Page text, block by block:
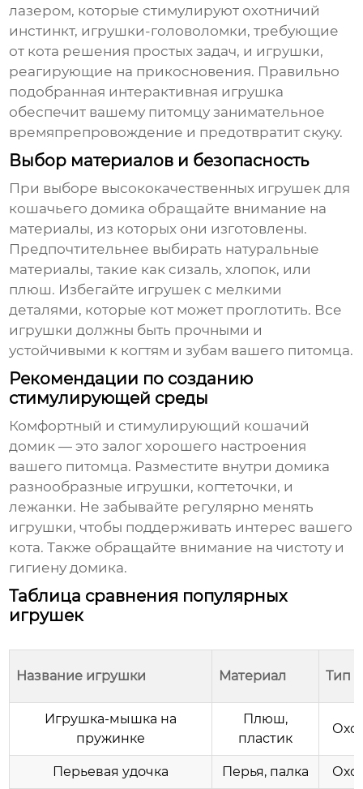
лазером, которые стимулируют охотничий
инстинкт, игрушки-головоломки, требующие
от кота решения простых задач, и игрушки,
реагирующие на прикосновения. Правильно
подобранная интерактивная игрушка
обеспечит вашему питомцу занимательное
времяпрепровождение и предотвратит скуку.
Выбор материалов и безопасность
При выборе высококачественных игрушек для
кошачьего домика обращайте внимание на
материалы, из которых они изготовлены.
Предпочтительнее выбирать натуральные
материалы, такие как сизаль, хлопок, или
плюш. Избегайте игрушек с мелкими
деталями, которые кот может проглотить. Все
игрушки должны быть прочными и
устойчивыми к когтям и зубам вашего питомца.
Рекомендации по созданию
стимулирующей среды
Комфортный и стимулирующий кошачий
домик — это залог хорошего настроения
вашего питомца. Разместите внутри домика
разнообразные игрушки, когтеточки, и
лежанки. Не забывайте регулярно менять
игрушки, чтобы поддерживать интерес вашего
кота. Также обращайте внимание на чистоту и
гигиену домика.
Таблица сравнения популярных
игрушек
Название игрушки Материал Тип
Игрушка-мышка на
пружинке
Плюш,
пластик
Перьевая удочка Перья, палка